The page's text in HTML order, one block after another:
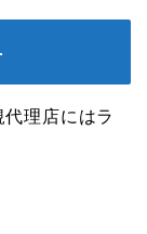
理店にはラ